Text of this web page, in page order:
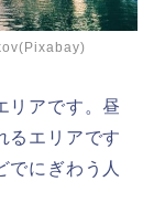
リアです。昼
るエリアです
でにぎわう人